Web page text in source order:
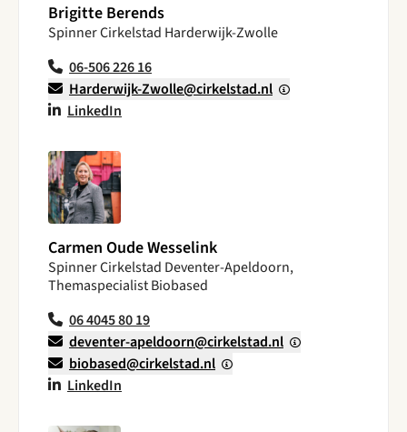
Brigitte Berends
Spinner Cirkelstad Harderwijk-Zwolle
06-506 226 16
Harderwijk-Zwolle@cirkelstad.nl
LinkedIn
Carmen Oude Wesselink
Spinner Cirkelstad Deventer-Apeldoorn,
Themaspecialist Biobased
06 4045 80 19
deventer-apeldoorn@cirkelstad.nl
biobased@cirkelstad.nl
LinkedIn